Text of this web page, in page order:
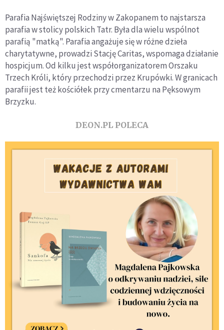
Parafia Najświętszej Rodziny w Zakopanem to najstarsza
parafia w stolicy polskich Tatr. Była dla wielu wspólnot
parafią "matką". Parafia angażuje się w różne dzieła
charytatywne, prowadzi Stację Caritas, wspomaga działanie
hospicjum. Od kilku jest współorganizatorem Orszaku
Trzech Króli, który przechodzi przez Krupówki. W granicach
parafii jest też kościółek przy cmentarzu na Pęksowym
Brzyzku.
DEON.PL POLECA